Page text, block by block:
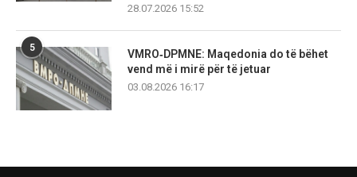
28.07.2026 15:52
5
VMRO‑DPMNE: Maqedonia do të bëhet
vend më i mirë për të jetuar
03.08.2026 16:17